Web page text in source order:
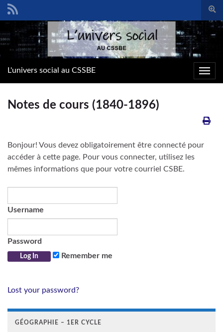
form
Search for:
L'univers social au CSSBE
Notes de cours (1840-1896)
Bonjour! Vous devez obligatoirement être connecté pour
accéder à cette page. Pour vous connecter, utilisez les
mêmes informations que pour votre courriel CSBE.
Username
Password
Remember me
Lost your password?
GÉOGRAPHIE – 1ER CYCLE